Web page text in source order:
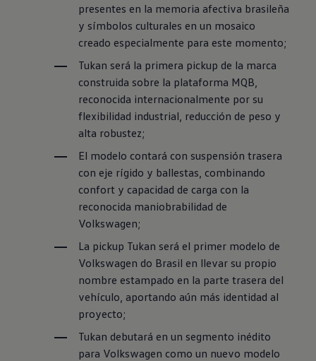
presentes en la memoria afectiva brasileña
y símbolos culturales en un mosaico
creado especialmente para este momento;
Tukan será la primera pickup de la marca
construida sobre la plataforma MQB,
reconocida internacionalmente por su
flexibilidad industrial, reducción de peso y
alta robustez;
El modelo contará con suspensión trasera
con eje rígido y ballestas, combinando
confort y capacidad de carga con la
reconocida maniobrabilidad de
Volkswagen;
La pickup Tukan será el primer modelo de
Volkswagen do Brasil en llevar su propio
nombre estampado en la parte trasera del
vehículo, aportando aún más identidad al
proyecto;
Tukan debutará en un segmento inédito
para Volkswagen como un nuevo modelo